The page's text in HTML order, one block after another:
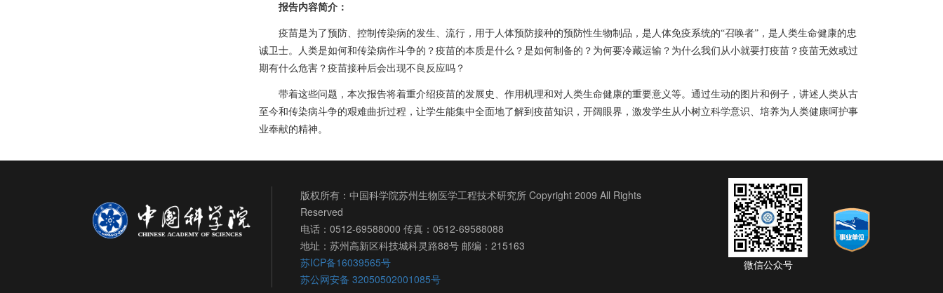
报告内容简介：
疫苗是为了预防、控制传染病的发生、流行，用于人体预防接种的预防性生物制品，是人体免疫系统的“召唤者”，是人类生命健康的忠
诚卫士。人类是如何和传染病作斗争的？疫苗的本质是什么？是如何制备的？为何要冷藏运输？为什么我们从小就要打疫苗？疫苗无效或过
期有什么危害？疫苗接种后会出现不良反应吗？
带着这些问题，本次报告将着重介绍疫苗的发展史、作用机理和对人类生命健康的重要意义等。通过生动的图片和例子，讲述人类从古
至今和传染病斗争的艰难曲折过程，让学生能集中全面地了解到疫苗知识，开阔眼界，激发学生从小树立科学意识、培养为人类健康呵护事
业奉献的精神。
版权所有：中国科学院苏州生物医学工程技术研究所 Copyright 2009 All Rights
Reserved
电话：0512-69588000 传真：0512-69588088
地址：苏州高新区科技城科灵路88号 邮编：215163
苏ICP备16039565号
苏公网安备 32050502001085号
微信公众号